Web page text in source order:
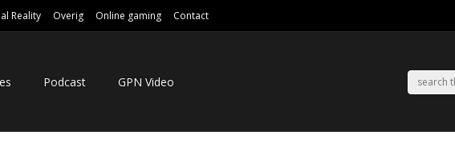
Reality Overig Online gaming Contact
Podcast GPN Video